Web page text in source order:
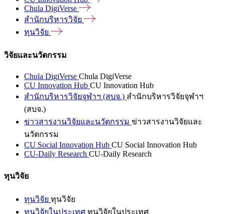
Chula DigiVerse
สำนักบริหารวิจัย
ทุนวิจัย
วิจัยและนวัตกรรม
Chula DigiVerse Chula DigiVerse
CU Innovation Hub CU Innovation Hub
สำนักบริหารวิจัยจุฬาฯ (สบจ.) สำนักบริหารวิจัยจุฬาฯ
(สบจ.)
ข่าวสารงานวิจัยและนวัตกรรม ข่าวสารงานวิจัยและ
นวัตกรรม
CU Social Innovation Hub CU Social Innovation Hub
CU-Daily Research CU-Daily Research
ทุนวิจัย
ทุนวิจัย ทุนวิจัย
ทุนวิจัยในประเทศ ทุนวิจัยในประเทศ